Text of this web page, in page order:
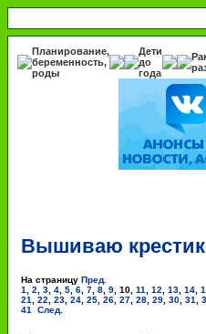
Планирование,
беременность,
роды
Дети
до
года
Вышиваю
На страницу Пред.
1
2 3 4 5 6 7 8 9 10 11 12 13 14
21
22 23 24 25 26 27 28 29 30 31
41
След.